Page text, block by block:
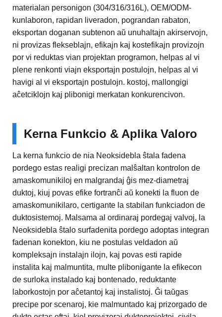
materialan personigon (304/316/316L), OEM/ODM-
kunlaboron, rapidan liveradon, pograndan rabaton,
eksportan doganan subtenon aŭ unuhaltajn akirservojn,
ni provizas flekseblajn, efikajn kaj kostefikajn provizojn
por vi reduktas vian projektan programon, helpas al vi
plene renkonti viajn eksportajn postulojn, helpas al vi
havigi al vi eksportajn postulojn. kostoj, mallongigi
aĉetciklojn kaj plibonigi merkatan konkurencivon.
Kerna Funkcio & Aplika Valoro
La kerna funkcio de nia Neoksidebla ŝtala fadena
pordego estas realigi precizan malŝaltan kontrolon de
amaskomunikiloj en malgrandaj ĝis mez-diametraj
duktoj, kiuj povas efike fortranĉi aŭ konekti la fluon de
amaskomunikilaro, certigante la stabilan funkciadon de
duktosistemoj. Malsama al ordinaraj pordegaj valvoj, la
Neoksidebla ŝtalo surfadenita pordego adoptas integran
fadenan konekton, kiu ne postulas veldadon aŭ
kompleksajn instalajn ilojn, kaj povas esti rapide
instalita kaj malmuntita, multe plibonigante la efikecon
de surloka instalado kaj bontenado, reduktante
laborkostojn por aĉetantoj kaj instalistoj. Ĝi taŭgas
precipe por scenaroj, kie malmuntado kaj prizorgado de